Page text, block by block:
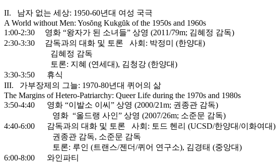
II. 남자 없는 세상: 1950-60년대 여성 국극
A World without Men: Yosŏng Kukgŭk of the 1950s and 1960s
1:00-2:30 영화 “왕자가 된 소녀들” 상영 (2011/79m; 김혜정 감독)
2:30-3:30 감독과의 대화 및 토론 사회: 박정미 (한양대)
김혜정 감독
토론: 지혜 (연세대), 김청강 (한양대)
3:30-3:50 휴식
III. 가부장제의 그늘: 1970-80년대 퀴어의 삶
The Margins of Hetero-Patriarchy: Queer Life during the 1970s and 1980s
3:50-4:40 영화 “이발소 이씨” 상영 (2000/21m; 권종관 감독)
영화 “올드랭 사인” 상영 (2007/26m; 소준문 감독)
4:40-6:00 감독과의 대화 및 토론 사회: 토드 헨리 (UCSD/한양대/이화여대)
권종관 감독, 소준문 감독
토론: 루인 (트랜스/젠더/퀴어 연구소), 김경태 (중앙대)
6:00-8:00 와인파티